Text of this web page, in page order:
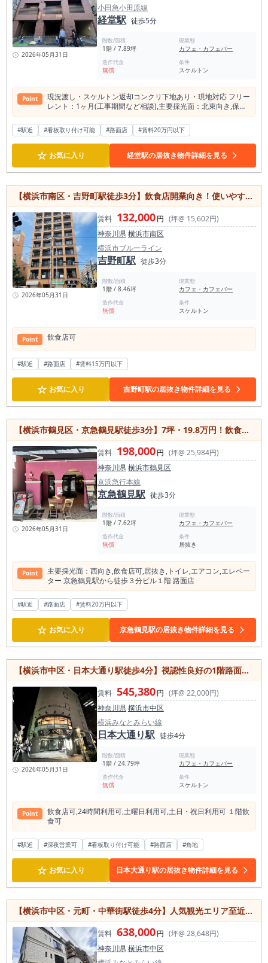
2026年05月31日
小田急小田原線
経堂駅 徒歩5分
階数/面積
1階 / 7.89坪
現業態
カフェ・カフェバー
造作代金
無償
条件
スケルトン
Point
現況渡し・スケルトン返却コンクリ下地あり・現地対応 フリー
レント：1ヶ⽉(⼯事期間など相談),主要採光⾯：北東向き,保証
⼈ 不要,飲⾷店可,⾓部屋,⼟⽇・祝⽇利⽤可,電動シャッター,⽕
災警報器（報知機）
#駅近 #看板取り付け可能 #路面店 #賃料20万円以下
☆ お気に入り 経堂駅の居抜き物件詳細を見る
【横浜市南区・吉野町駅徒歩3分】飲食店開業向き！使いやすい8坪物件
2026年05月31日
賃料 132,000円 (坪@ 15,602円)
神奈川県横浜市南区
横浜市ブルーライン
吉野町駅 徒歩3分
階数/面積
1階 / 8.46坪
現業態
カフェ・カフェバー
造作代金
無償
条件
スケルトン
Point 飲⾷店可
#駅近 #路面店 #賃料15万円以下
☆ お気に入り 吉野町駅の居抜き物件詳細を見る
【横浜市鶴見区・京急鶴見駅徒歩3分】7坪・19.8万円！飲食店居抜きの1階路面店
2026年05月31日
賃料 198,000円 (坪@ 25,984円)
神奈川県横浜市鶴見区
京浜急行本線
京急鶴見駅 徒歩3分
階数/面積
1階 / 7.62坪
現業態
カフェ・カフェバー
造作代金
無償
条件
居抜き
Point
主要採光⾯：⻄向き,飲⾷店可,居抜き,トイレ,エアコン,エレベー
ター 京急鶴⾒駅から徒歩３分ビル１階 路⾯店
#駅近 #路面店 #賃料20万円以下
☆ お気に入り 京急鶴見駅の居抜き物件詳細を見る
【横浜市中区・日本大通り駅徒歩4分】視認性良好の1階路面店！24坪・飲食店可
2026年05月31日
賃料 545,380円 (坪@ 22,000円)
神奈川県横浜市中区
横浜みなとみらい線
日本大通り駅 徒歩4分
階数/面積
1階 / 24.79坪
現業態
カフェ・カフェバー
造作代金
無償
条件
スケルトン
Point
飲⾷店可,24時間利⽤可,⼟曜⽇利⽤可,⼟⽇・祝⽇利⽤可 １階飲
⾷可
#駅近 #深夜営業可 #看板取り付け可能 #路面店 #角地
☆ お気に入り 日本大通り駅の居抜き物件詳細を見る
【横浜市中区・元町・中華街駅徒歩4分】人気観光エリア至近！飲食店向け22坪テナント
賃料 638,000円 (坪@ 28,648円)
神奈川県横浜市中区